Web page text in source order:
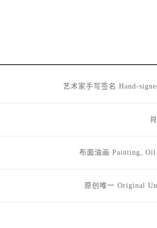
艺术家手写签名 Hand-
布面油画 Painting, Oil
原创唯一 Original